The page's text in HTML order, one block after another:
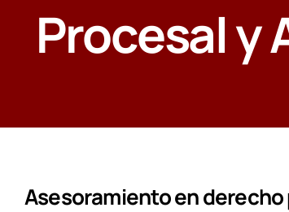
Procesal y
Asesoramiento en